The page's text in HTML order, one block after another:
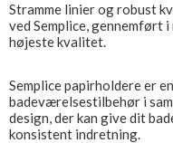
Stramme linier og robust
ved Semplice, gennemført
højeste kvalitet.
Semplice papirholdere er
badeværelsestilbehør i
design, der kan give dit
konsistent indretning.